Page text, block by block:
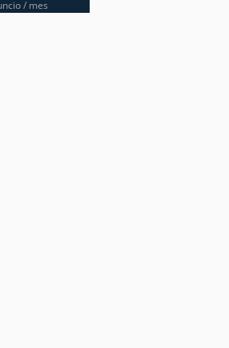
/ mes